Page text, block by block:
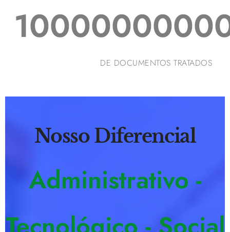
DE DOCUMENTOS TRATADOS
Nosso Diferencial
Administrativo -